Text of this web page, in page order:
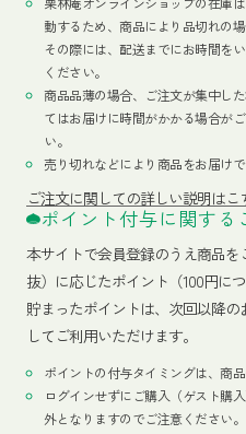
動するため、商品により品切れの場
その際には、配送までにお時間を
ください。
商品品薄の場合、ご注文が集中し
てはお届けに時間がかかる場合が
い。
売り切れなどにより商品をお届け
ご注文に関しての詳しい説明はこ
ポイント付与に関する
本サイトで会員登録のうえ商品
抜）に応じたポイント（100円に
貯まったポイントは、次回以降の
してご利用いただけます。
ポイントの付与タイミングは、商
ログインせずにご購入（ゲスト購
外となりますのでご注意ください。